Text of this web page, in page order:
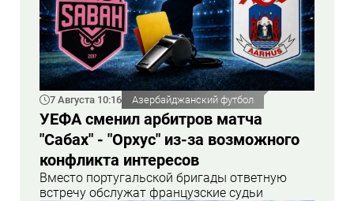
7 Августа 10:16 Азербайджанский футбол
УЕФА сменил арбитров матча
"Сабах" - "Орхус" из-за возможного
конфликта интересов
Вместо португальской бригады ответную
встречу обслужат французские судьи